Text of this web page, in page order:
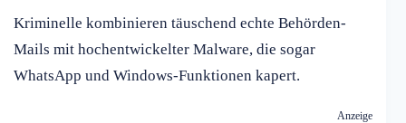
Kriminelle kombinieren täuschend echte Behörden-
Mails mit hochentwickelter Malware, die sogar
WhatsApp und Windows-Funktionen kapert.
Anzeige